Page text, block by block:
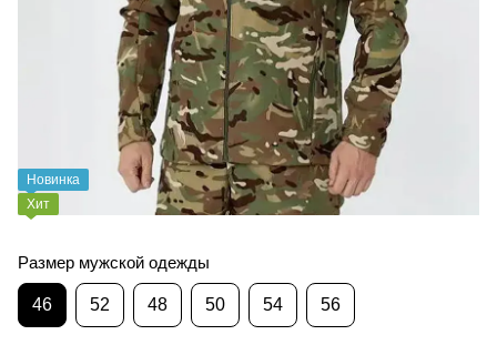
Новинка
Хит
Размер мужской одежды
46 52 48 50 54 56